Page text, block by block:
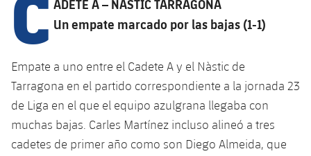
plusicon
más
Instalaciones
Spotify Camp Nou
SUB13
SUB12
SUB11 B
SUB13 B
SUB12 C
SUB11 C
Gameday Shows
Resultados
Clasificación
Base
Junior
Cadete A
Cadete B
Campus Verano
Primer Equipo
plusicon
más
Actualidad
Calendario
Barça Atlètic
plusicon
más
ADETE A – NÀSTIC TARRAGONA
Un empate marcado por las bajas (1-1)
Empate a uno entre el Cadete A y el Nàstic de
Tarragona en el partido correspondiente a la jornada 23
de Liga en el que el equipo azulgrana llegaba con
muchas bajas. Carles Martínez incluso alineó a tres
cadetes de primer año como son Diego Almeida, que